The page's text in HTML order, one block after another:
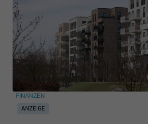
ANZEIGE
FINANZEN